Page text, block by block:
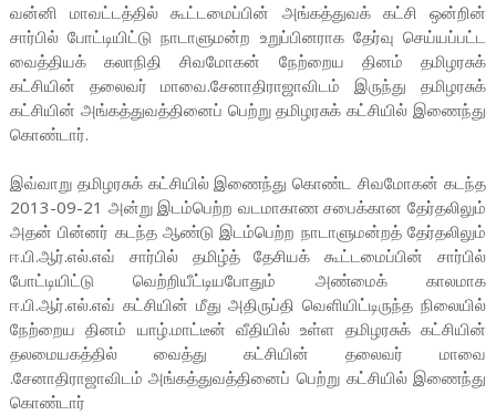
வன்னி மாவட்டத்தில் கூட்டமைப்பின் அங்கத்துவக் கட்சி ஒன்றின்
சார்பில் போட்டியிட்டு நாடாளுமன்ற உறுப்பினராக தேர்வு செய்யப்பட்ட
வைத்தியக் கலாநிதி சிவமோகன் நேற்றைய தினம் தமிழரசுக்
கட்சியின் தலைவர் மாவை.சேனாதிராஜாவிடம் இருந்து தமிழரசுக்
கட்சியின் அங்கத்துவத்தினைப் பெற்று தமிழரசுக் கட்சியில் இணைந்து
கொண்டார்.
இவ்வாறு தமிழரசுக் கட்சியில் இணைந்து கொண்ட சிவமோகன் கடந்த
2013-09-21 அன்று இடம்பெற்ற வடமாகாண சபைக்கான தேர்தலிலும்
அதன் பின்னர் கடந்த ஆண்டு இடம்பெற்ற நாடாளுமன்றத் தேர்தலிலும்
ஈ.பி.ஆர்.எல்.எவ் சார்பில் தமிழ்த் தேசியக் கூட்டமைப்பின் சார்பில்
போட்டியிட்டு வெற்றியீட்டியபோதும் அண்மைக் காலமாக
ஈ.பி.ஆர்.எல்.எவ் கட்சியின் மீது அதிருப்தி வெளியிட்டிருந்த நிலையில்
நேற்றைய தினம் யாழ்.மாட்டீன் வீதியில் உள்ள தமிழரசுக் கட்சியின்
தலமையகத்தில் வைத்து கட்சியின் தலைவர் மாவை
.சேனாதிராஜாவிடம் அங்கத்துவத்தினைப் பெற்று கட்சியில் இணைந்து
கொண்டார்